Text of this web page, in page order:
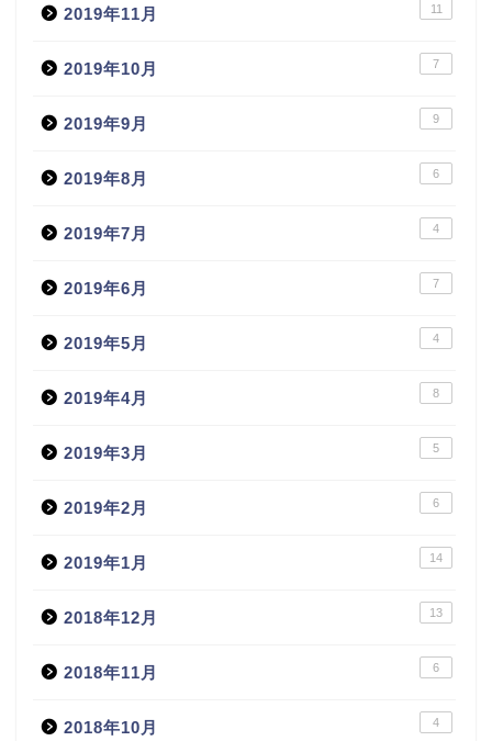
2019年11月 11
2019年10月 7
2019年9月 9
2019年8月 6
2019年7月 4
2019年6月 7
2019年5月 4
2019年4月 8
2019年3月 5
2019年2月 6
2019年1月 14
2018年12月 13
2018年11月 6
2018年10月 4